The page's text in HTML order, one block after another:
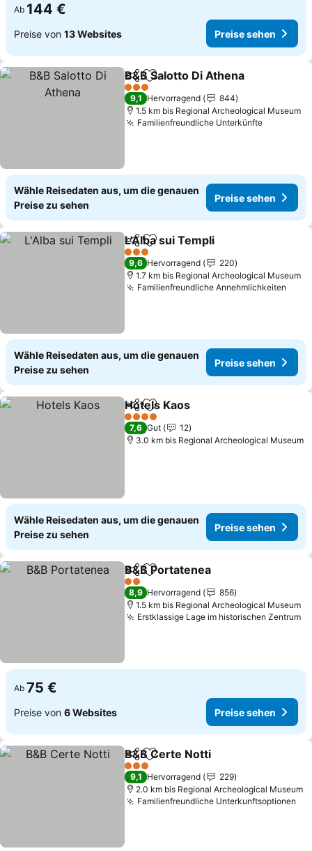
Ab 144 €
Preise von 13 Websites Preise sehen
TeilenZu Favoriten hinzufügen
B&B Salotto Di Athena
3 Sterne
9,1 Hervorragend
844
1.5 km bis Regional Archeological Museum
Familienfreundliche Unterkünfte
Wähle Reisedaten aus, um die genauen
Preise zu sehen
Preise sehen
TeilenZu Favoriten hinzufügen
L'Alba sui Templi
3 Sterne
9,6 Hervorragend
220
1.7 km bis Regional Archeological Museum
Familienfreundliche Annehmlichkeiten
Wähle Reisedaten aus, um die genauen
Preise zu sehen
Preise sehen
TeilenZu Favoriten hinzufügen
Hotels Kaos
4 Sterne
7,6 Gut
12
3.0 km bis Regional Archeological Museum
Wähle Reisedaten aus, um die genauen
Preise zu sehen
Preise sehen
TeilenZu Favoriten hinzufügen
B&B Portatenea
2 Sterne
8,9 Hervorragend
856
1.5 km bis Regional Archeological Museum
Erstklassige Lage im historischen Zentrum
Ab 75 €
Preise von 6 Websites Preise sehen
TeilenZu Favoriten hinzufügen
B&B Certe Notti
3 Sterne
9,1 Hervorragend
229
2.0 km bis Regional Archeological Museum
Familienfreundliche Unterkunftsoptionen